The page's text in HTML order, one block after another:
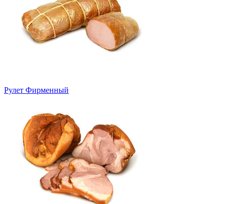
Рулет Фирменный